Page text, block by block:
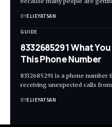
BYELIEYATSAN
GUIDE
8332685291 What
This Phone Number
8332685291 is a phone
receiving unexpected calls
BYELIEYATSAN